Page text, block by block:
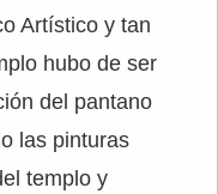
Artístico y tan
hubo de ser
del pantano
las pinturas
templo y